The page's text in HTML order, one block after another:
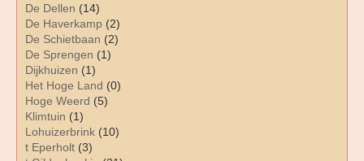
De Dellen (14)
De Haverkamp (2)
De Schietbaan (2)
De Sprengen (1)
Dijkhuizen (1)
Het Hoge Land (0)
Hoge Weerd (5)
Klimtuin (1)
Lohuizerbrink (10)
t Eperholt (3)